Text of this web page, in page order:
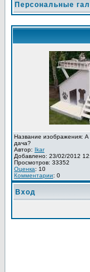
Персональные
Название изображения: А
дача?
Автор: Ikar
Добавлено: 23/02/2012
Просмотров: 33352
Оценка: 10
Комментарии: 0
Вход